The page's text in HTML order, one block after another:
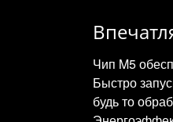
Чип M5
Быстро
будь то